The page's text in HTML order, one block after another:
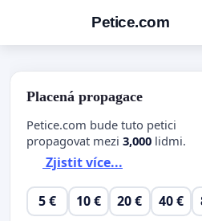
Petice.com
Placená propagace
Petice.com bude tuto petici
propagovat mezi 3,000 lidmi.
Zjistit více...
5 € 10 € 20 € 40 €